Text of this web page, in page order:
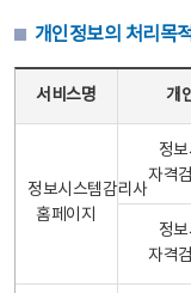
개인정보의 처리목
서비스명 개
정보시스템감리사
홈페이지
정
자격
정
자격